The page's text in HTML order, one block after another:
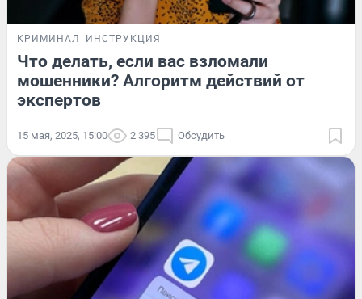
КРИМИНАЛ ИНСТРУКЦИЯ
Что делать, если вас взломали
мошенники? Алгоритм действий от
экспертов
15 мая, 2025, 15:00 2 395 Обсудить